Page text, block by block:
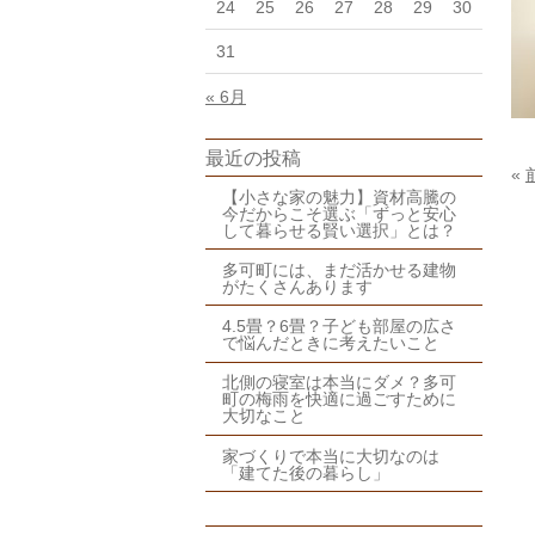
24 25 26 27 28 29 30
31
« 6月
最近の投稿
【小さな家の魅力】資材高騰の
今だからこそ選ぶ「ずっと安心
して暮らせる賢い選択」とは？
多可町には、まだ活かせる建物
がたくさんあります
4.5畳？6畳？子ども部屋の広さ
で悩んだときに考えたいこと
北側の寝室は本当にダメ？多可
町の梅雨を快適に過ごすために
大切なこと
家づくりで本当に大切なのは
「建てた後の暮らし」
«